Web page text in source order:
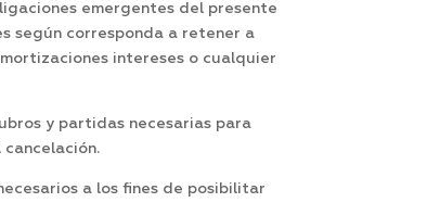
emergentes del presente
según corresponda a retener a
intereses o cualquier
y partidas necesarias para
a los fines de posibilitar